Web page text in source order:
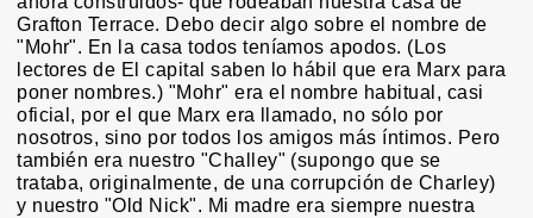
Grafton Terrace. Debo decir algo sobre el nombre de
"Mohr". En la casa todos teníamos apodos. (Los
lectores de El capital saben lo hábil que era Marx para
poner nombres.) "Mohr" era el nombre habitual, casi
oficial, por el que Marx era llamado, no sólo por
nosotros, sino por todos los amigos más íntimos. Pero
también era nuestro "Challey" (supongo que se
trataba, originalmente, de una corrupción de Charley)
y nuestro "Old Nick". Mi madre era siempre nuestra